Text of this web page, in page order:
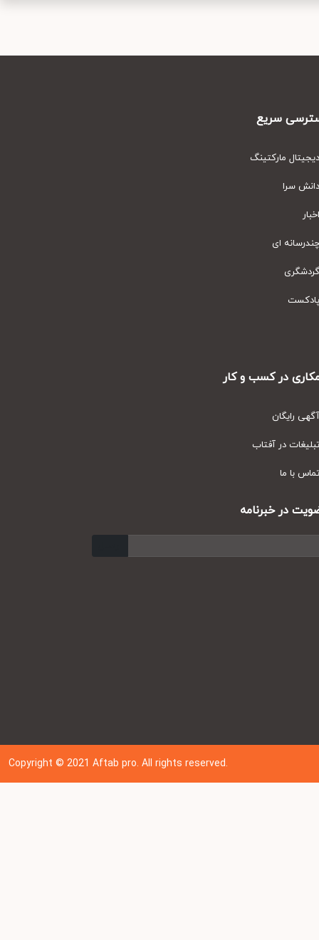
سریع
مارکتینگ
سرا
ای
در کسب و کار
رایگان
در آفتاب
با ما
در خبرنامه
Copyright © 202 1Aftab pro. All rights reserved.